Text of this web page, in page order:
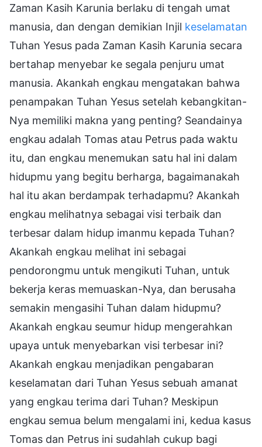
Zaman Kasih Karunia berlaku di tengah umat
manusia, dan dengan demikian Injil keselamatan
Tuhan Yesus pada Zaman Kasih Karunia secara
bertahap menyebar ke segala penjuru umat
manusia. Akankah engkau mengatakan bahwa
penampakan Tuhan Yesus setelah kebangkitan-
Nya memiliki makna yang penting? Seandainya
engkau adalah Tomas atau Petrus pada waktu
itu, dan engkau menemukan satu hal ini dalam
hidupmu yang begitu berharga, bagaimanakah
hal itu akan berdampak terhadapmu? Akankah
engkau melihatnya sebagai visi terbaik dan
terbesar dalam hidup imanmu kepada Tuhan?
Akankah engkau melihat ini sebagai
pendorongmu untuk mengikuti Tuhan, untuk
bekerja keras memuaskan-Nya, dan berusaha
semakin mengasihi Tuhan dalam hidupmu?
Akankah engkau seumur hidup mengerahkan
upaya untuk menyebarkan visi terbesar ini?
Akankah engkau menjadikan pengabaran
keselamatan dari Tuhan Yesus sebuah amanat
yang engkau terima dari Tuhan? Meskipun
engkau semua belum mengalami ini, kedua kasus
Tomas dan Petrus ini sudahlah cukup bagi